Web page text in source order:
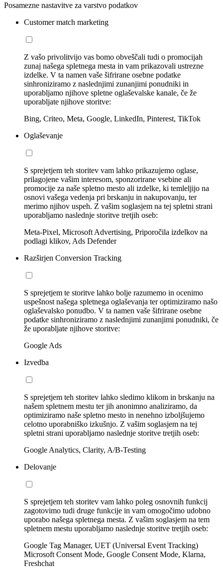
Posamezne nastavitve za varstvo podatkov
Customer match marketing
Z vašo privolitvijo vas bomo obveščali tudi o promocijah
zunaj našega spletnega mesta in vam prikazovali ustrezne
izdelke. V ta namen vaše šifrirane osebne podatke
sinhroniziramo z naslednjimi zunanjimi ponudniki in
uporabljamo njihove spletne oglaševalske kanale, če že
uporabljate njihove storitve:
Bing, Criteo, Meta, Google, LinkedIn, Pinterest, TikTok
Oglaševanje
S sprejetjem teh storitev vam lahko prikazujemo oglase,
prilagojene vašim interesom, sponzorirane vsebine ali
promocije za naše spletno mesto ali izdelke, ki temleljijo na
osnovi vašega vedenja pri brskanju in nakupovanju, ter
merimo njihov uspeh. Z vašim soglasjem na tej spletni strani
uporabljamo naslednje storitve tretjih oseb:
Meta-Pixel, Microsoft Advertising, Priporočila izdelkov na
podlagi klikov, Ads Defender
Razširjen Conversion Tracking
S sprejetjem te storitve lahko bolje razumemo in ocenimo
uspešnost našega spletnega oglaševanja ter optimiziramo našo
oglaševalsko ponudbo. V ta namen vaše šifrirane osebne
podatke sinhroniziramo z naslednjimi zunanjimi ponudniki, če
že uporabljate njihove storitve:
Google Ads
Izvedba
S sprejetjem teh storitev lahko sledimo klikom in brskanju na
našem spletnem mestu ter jih anonimno analiziramo, da
optimiziramo naše spletno mesto in nenehno izboljšujemo
celotno uporabniško izkušnjo. Z vašim soglasjem na tej
spletni strani uporabljamo naslednje storitve tretjih oseb:
Google Analytics, Clarity, A/B-Testing
Delovanje
S sprejetjem teh storitev vam lahko poleg osnovnih funkcij
zagotovimo tudi druge funkcije in vam omogočimo udobno
uporabo našega spletnega mesta. Z vašim soglasjem na tem
spletnem mestu uporabljamo naslednje storitve tretjih oseb:
Google Tag Manager, UET (Universal Event Tracking)
Microsoft Consent Mode, Google Consent Mode, Klarna,
Freshchat